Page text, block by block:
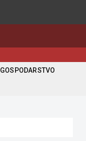
GOSPODARSTVO